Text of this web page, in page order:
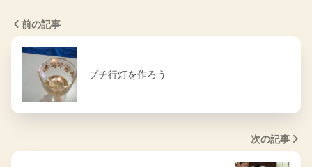
前の記事
プチ行灯を作ろう
次の記事